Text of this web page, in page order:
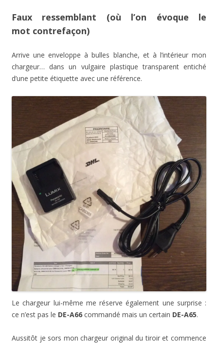
Faux ressemblant (où l’on évoque le
mot contrefaçon)
Arrive une enveloppe à bulles blanche, et à l’intérieur mon
chargeur… dans un vulgaire plastique transparent entiché
d’une petite étiquette avec une référence.
Le chargeur lui-même me réserve également une surprise :
ce n’est pas le DE-A66 commandé mais un certain DE-A65.
Aussitôt je sors mon chargeur original du tiroir et commence